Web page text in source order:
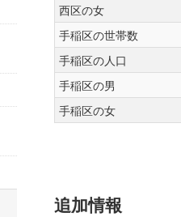
西区の女
手稲区の世帯数
手稲区の人口
手稲区の男
手稲区の女
追加情報